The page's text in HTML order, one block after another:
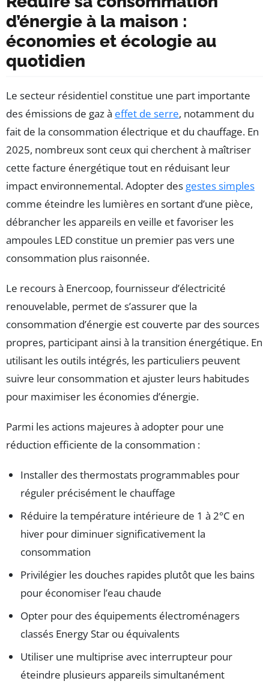
d’énergie à la maison :
économies et écologie au
quotidien
Le secteur résidentiel constitue une part importante
des émissions de gaz à effet de serre, notamment du
fait de la consommation électrique et du chauffage. En
2025, nombreux sont ceux qui cherchent à maîtriser
cette facture énergétique tout en réduisant leur
impact environnemental. Adopter des gestes simples
comme éteindre les lumières en sortant d’une pièce,
débrancher les appareils en veille et favoriser les
ampoules LED constitue un premier pas vers une
consommation plus raisonnée.
Le recours à Enercoop, fournisseur d’électricité
renouvelable, permet de s’assurer que la
consommation d’énergie est couverte par des sources
propres, participant ainsi à la transition énergétique. En
utilisant les outils intégrés, les particuliers peuvent
suivre leur consommation et ajuster leurs habitudes
pour maximiser les économies d’énergie.
Parmi les actions majeures à adopter pour une
réduction efficiente de la consommation :
Installer des thermostats programmables pour
réguler précisément le chauffage
Réduire la température intérieure de 1 à 2°C en
hiver pour diminuer significativement la
consommation
Privilégier les douches rapides plutôt que les bains
pour économiser l’eau chaude
Opter pour des équipements électroménagers
classés Energy Star ou équivalents
Utiliser une multiprise avec interrupteur pour
éteindre plusieurs appareils simultanément